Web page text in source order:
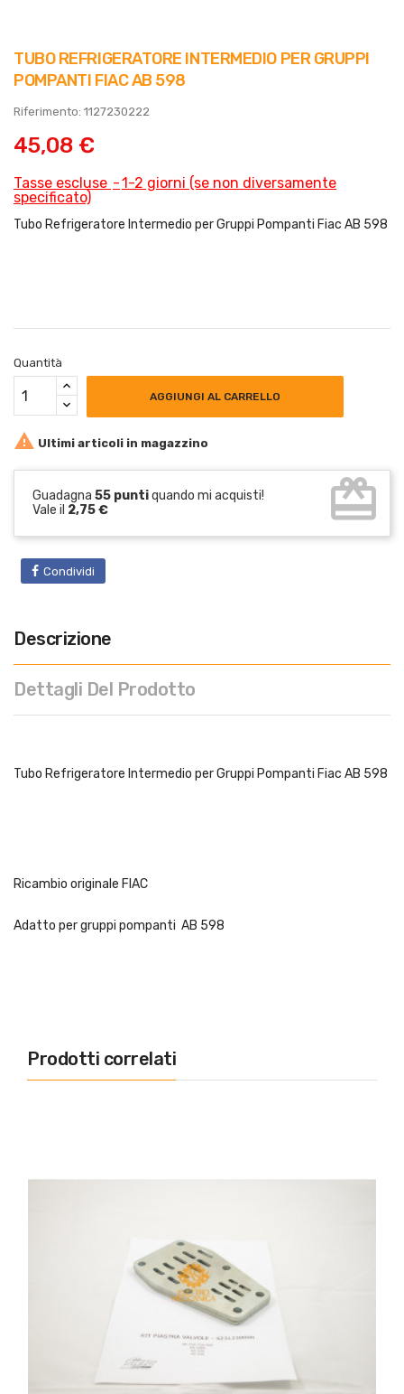
TUBO REFRIGERATORE INTERMEDIO PER GRUPPI
POMPANTI FIAC AB 598
Riferimento: 1127230222
45,08 €
Tasse escluse
1-2 giorni (se non diversamente
specificato)
Tubo Refrigeratore Intermedio per Gruppi Pompanti Fiac AB 598
Quantità
AGGIUNGI AL CARRELLO
 Ultimi articoli in magazzino
Guadagna 55 puntiquando mi acquisti!
Vale il 2,75 € card_giftcard
Condividi
Descrizione
Dettagli Del Prodotto
Tubo Refrigeratore Intermedio per Gruppi Pompanti Fiac AB 598
Ricambio originale FIAC
Adatto per gruppi pompanti AB 598
Prodotti correlati